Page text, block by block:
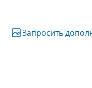
Запросить